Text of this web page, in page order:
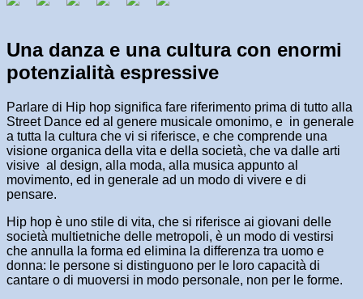
Una danza e una cultura con enormi
potenzialità espressive
Parlare di Hip hop significa fare riferimento prima di tutto alla
Street Dance ed al genere musicale omonimo, e in generale
a tutta la cultura che vi si riferisce, e che comprende una
visione organica della vita e della società, che va dalle arti
visive al design, alla moda, alla musica appunto al
movimento, ed in generale ad un modo di vivere e di
pensare.
Hip hop è uno stile di vita, che si riferisce ai giovani delle
società multietniche delle metropoli, è un modo di vestirsi
che annulla la forma ed elimina la differenza tra uomo e
donna: le persone si distinguono per le loro capacità di
cantare o di muoversi in modo personale, non per le forme.